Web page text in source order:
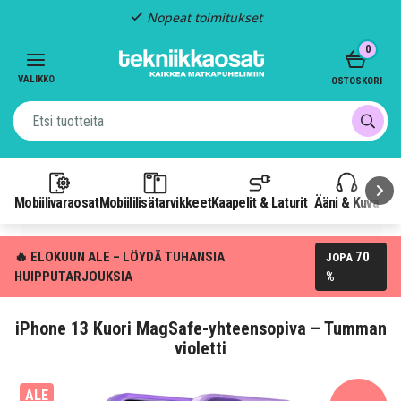
Nopeat toimitukset
VALIKKO
MobiilivaraosatMobiililisätarvikkeetKaapelit & Laturit Ääni & Kuva
0
OSTOSKORI
🔥 ELOKUUN ALE – LÖYDÄ TUHANSIA
HUIPPUTARJOUKSIA
JOPA 70
%
iPhone 13 Kuori MagSafe-yhteensopiva – Tumman
violetti
ALE